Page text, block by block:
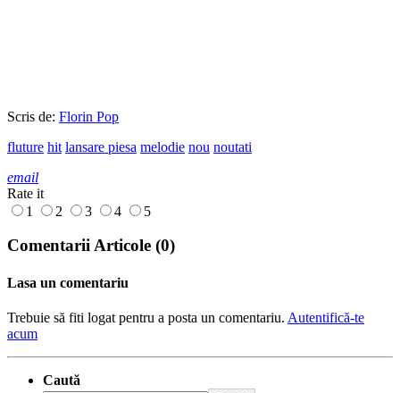
Scris de: Florin Pop
fluture hit lansare piesa melodie nou noutati
email
Rate it
1
2 3 4 5
Comentarii Articole (0)
Lasa un comentariu
Trebuie să fiti logat pentru a posta un comentariu. Autentifică-te
acum
Caută